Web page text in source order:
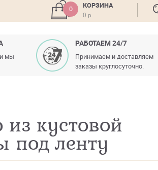
0 КОРЗИНА
0 р.
мы
РАБОТАЕМ 24/7
Принимаем и доставляем
заказы круглосуточно.
кустовой
под ленту